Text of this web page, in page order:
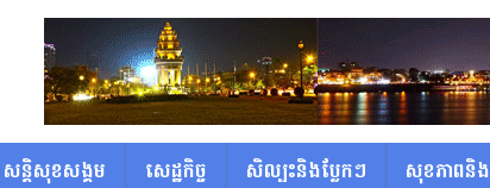
សន្តិសុខសង្គម សេដ្ឋកិច្ច សិល្បះនិងប្លែកៗ សុខភាពនិ